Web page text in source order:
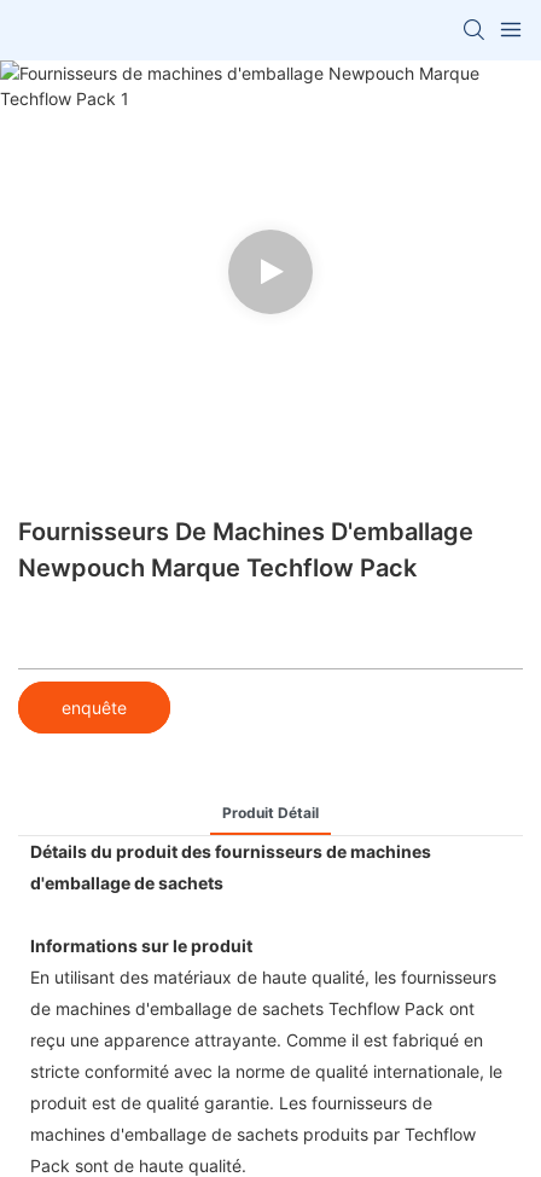
Fournisseurs De Machines D'emballage
Newpouch Marque Techflow Pack
enquête
Produit Détail
Détails du produit des fournisseurs de machines
d'emballage de sachets
Informations sur le produit
En utilisant des matériaux de haute qualité, les fournisseurs
de machines d'emballage de sachets Techflow Pack ont ​​
reçu une apparence attrayante. Comme il est fabriqué en
stricte conformité avec la norme de qualité internationale, le
produit est de qualité garantie. Les fournisseurs de
machines d'emballage de sachets produits par Techflow
Pack sont de haute qualité.